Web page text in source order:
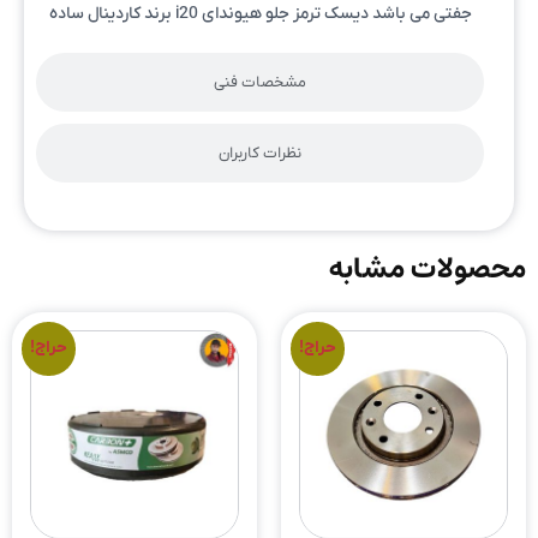
مشخصات فنی
نظرات کاربران
جفتی می باشد دیسک ترمز جلو هیوندای i20 برند کاردینال ساده
محصولات مشابه
حراج! حراج!